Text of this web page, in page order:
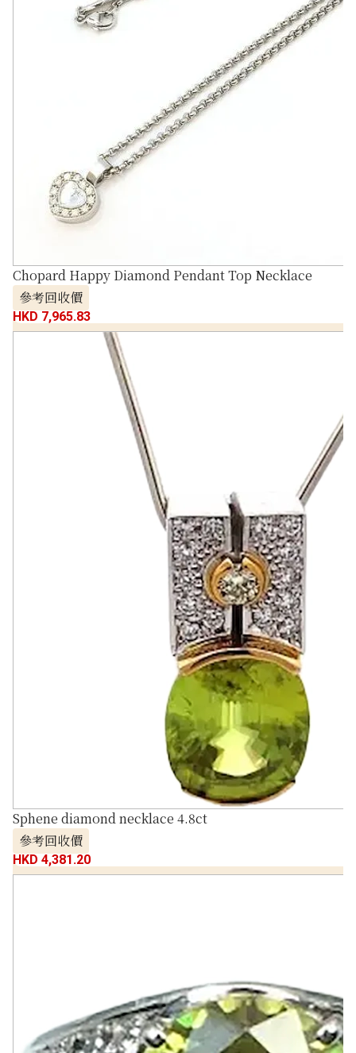
Chopard Happy Diamond Pendant Top Necklace
參考回收價
HKD 7,965.83
Sphene diamond necklace 4.8ct
參考回收價
HKD 4,381.20